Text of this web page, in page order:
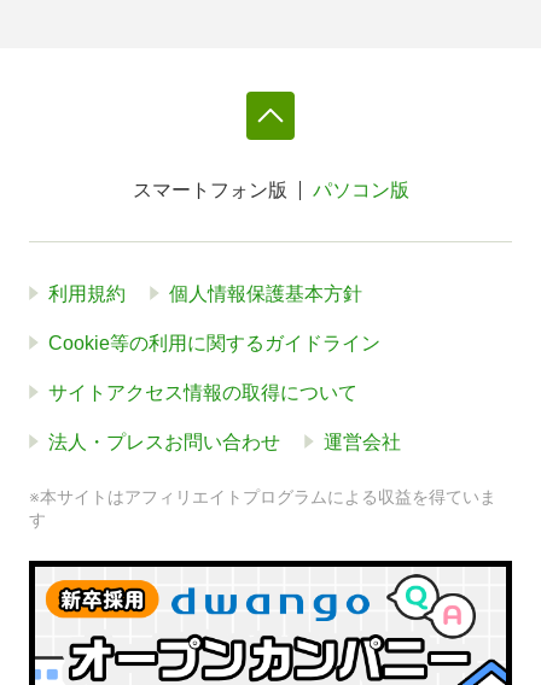
スマートフォン版 パソコン版
利用規約 個人情報保護基本方針
Cookie等の利用に関するガイドライン
サイトアクセス情報の取得について
法人・プレスお問い合わせ 運営会社
※本サイトはアフィリエイトプログラムによる収益を得ていま
す